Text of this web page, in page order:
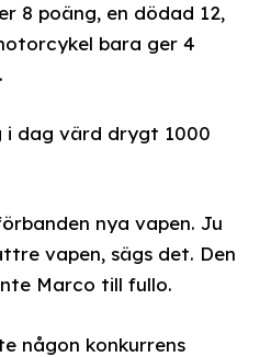
8 poäng, en dödad 12,
bara ger 4
i dag värd drygt 1000
nya vapen. Ju
vapen, sägs det. Den
Marco till fullo.
någon konkurrens